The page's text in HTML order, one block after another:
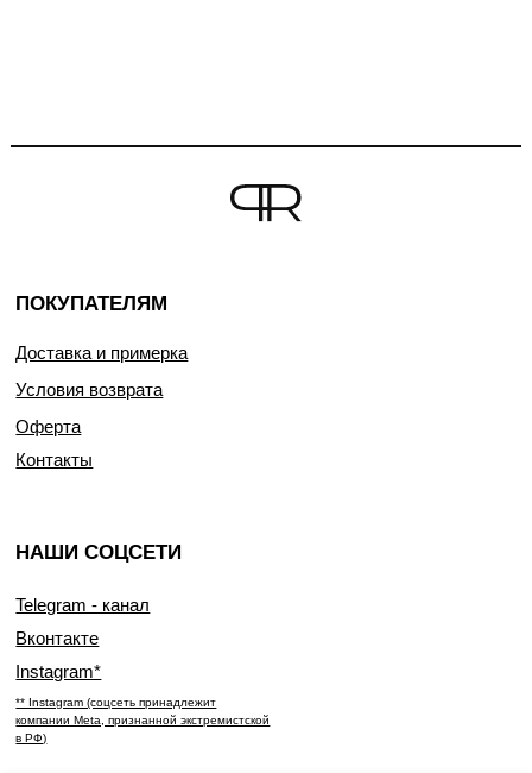
ПОКУПАТЕЛЯМ
НАШИ СОЦСЕТИ
Telegram - канал
Вконтакте
Instagram*
** Instagram (соцсеть принадлежит
компании Meta, признанной экстремистской
в РФ)
Доставка и примерка
Условия возврата
Оферта
Контакты